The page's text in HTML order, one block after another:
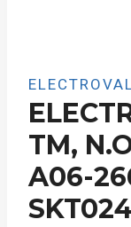
TM,
A06-